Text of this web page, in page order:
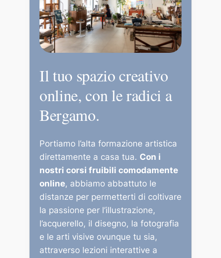
Il tuo spazio creativo
online, con le radici a
Bergamo.
Portiamo l’alta formazione artistica
direttamente a casa tua. Con i
nostri corsi fruibili comodamente
online, abbiamo abbattuto le
distanze per permetterti di coltivare
la passione per l’illustrazione,
l’acquerello, il disegno, la fotografia
e le arti visive ovunque tu sia,
attraverso lezioni interattive a